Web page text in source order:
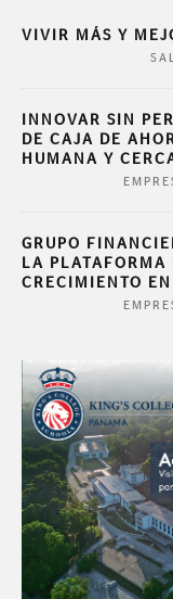
VIVIR MÁS Y
INNOVAR SIN
DE CAJA DE
HUMANA Y
GRUPO
LA PLATAFORMA
CRECIMIENTO